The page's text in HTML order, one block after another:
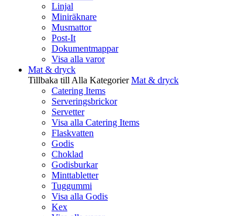
Linjal
Miniräknare
Musmattor
Post-It
Dokumentmappar
Visa alla varor
Mat & dryck
Tillbaka till Alla Kategorier Mat & dryck
Catering Items
Serveringsbrickor
Servetter
Visa alla Catering Items
Flaskvatten
Godis
Choklad
Godisburkar
Minttabletter
Tuggummi
Visa alla Godis
Kex